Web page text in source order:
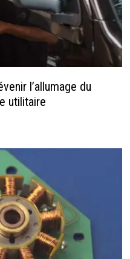
l’allumage du
utilitaire